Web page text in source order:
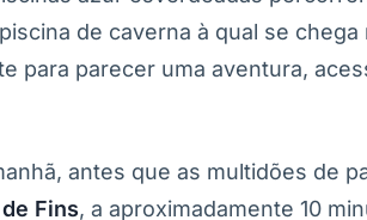
de caverna à qual se chega
para parecer uma aventura,
antes que as multidões de
Fins, a aproximadamente 10